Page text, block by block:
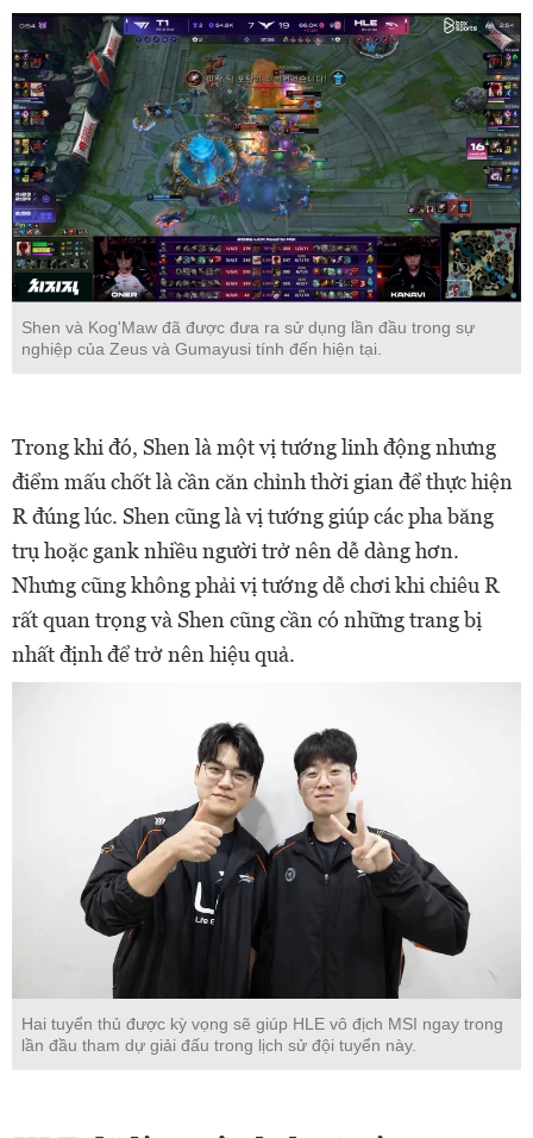
Shen và Kog'Maw đã được đưa ra sử dụng lần đầu trong sự
nghiệp của Zeus và Gumayusi tính đến hiện tại.
Trong khi đó, Shen là một vị tướng linh động nhưng
điểm mấu chốt là cần căn chỉnh thời gian để thực hiện
R đúng lúc. Shen cũng là vị tướng giúp các pha băng
trụ hoặc gank nhiều người trở nên dễ dàng hơn.
Nhưng cũng không phải vị tướng dễ chơi khi chiêu R
rất quan trọng và Shen cũng cần có những trang bị
nhất định để trở nên hiệu quả.
Hai tuyển thủ được kỳ vọng sẽ giúp HLE vô địch MSI ngay trong
lần đầu tham dự giải đấu trong lịch sử đội tuyển này.